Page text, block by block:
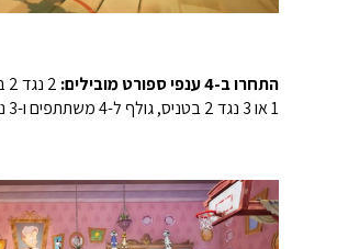
התחרו ב-4 ענפי ספורט מובילים:
1 או 3 נגד 2 בטניס, גולף ל-4 משתתפים ו-3 נגד 3 בכדורגל.